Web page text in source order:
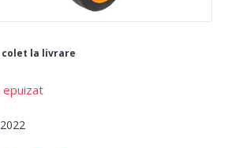
la livrare